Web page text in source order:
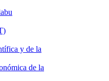
y de la
de la